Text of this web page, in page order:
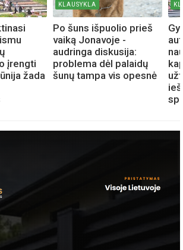
įrengti
žada
KLAUSYKLA
Po šuns išpuolio prieš
vaiką Jonavoje -
audringa diskusija:
problema dėl palaidų
šunų tampa vis opesnė